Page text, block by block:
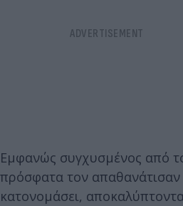
Εμφανώς συγχυσμένος από
πρόσφατα τον
κατονομάσει,